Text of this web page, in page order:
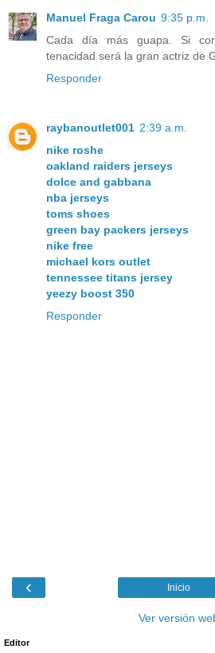
Manuel Fraga Carou 9:35 p.m.
Cada día más guapa. Si
tenacidad será la gran actriz de
Responder
raybanoutlet001 2:39 a.m.
nike roshe
oakland raiders jerseys
dolce and gabbana
nba jerseys
toms shoes
green bay packers jerseys
nike free
michael kors outlet
tennessee titans jersey
yeezy boost 350
Responder
‹ Inicio
Ver versión
Editor